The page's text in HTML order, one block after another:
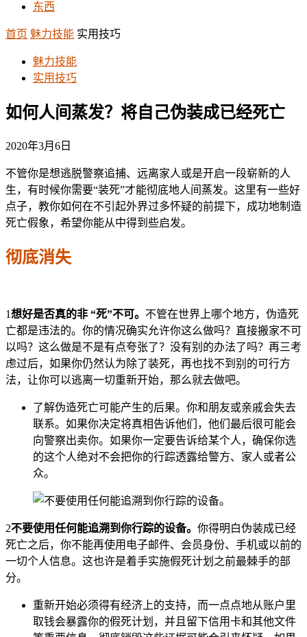
东西
首页 魅力技能 实用技巧
魅力技能
实用技巧
如何人间蒸发？将自己伪装成已经死亡
2020年3月6日
不管你是想逃脱警察追捕、远离家人或是开启一段崭新的人
生，有时候你需要“装死”才能彻底地人间蒸发。这里有一些好
点子，教你如何在不引起外界过多怀疑的前提下，成功地制造
死亡假象，希望你能从中得到些启发。
彻底消失
1想好是否真的非 “死”不可。 不管在世界上哪个地方，伪造死
亡都是违法的。你的情况确实允许你这么做吗？直接搬家不可
以吗？这么做是不是有点夸张了？没有别的办法了吗？再三考
虑过后，如果你仍然认为除了装死，再也找不到别的可行方
法，让你可以逃离一切重新开始，那么就去做吧。
了解伪造死亡可能产生的后果。你和朋友或亲戚会失去
联系。如果你决定将真相告诉他们，他们最后很可能会
向警察出卖你。如果你一定要告诉给某个人，确保你选
的这个人绝对不会把你的行踪透露给警方、家人或者公
众。
2不要使用任何能追溯到你行踪的设备。 你得明白伪装成已经
死亡之后，你不能再使用电子邮件、会员身份、手机或以前的
一切个人信息。这也许是着手实施假死计划之前最棘手的部
分。
重新开始必须得有经济上的支持，而一点点地从账户里
取钱会暴露你的假死计划，并且留下信用卡和其他文件